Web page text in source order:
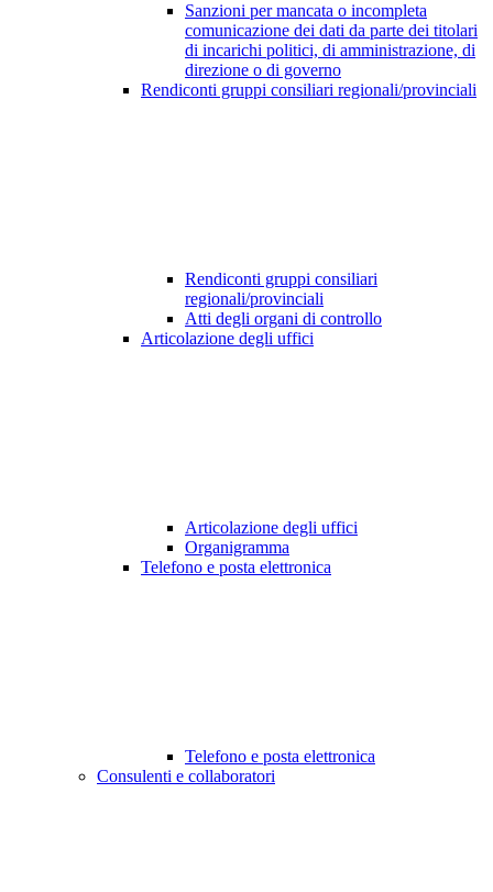
Sanzioni per mancata o incompleta
comunicazione dei dati da parte dei titolari
di incarichi politici, di amministrazione, di
direzione o di governo
Rendiconti gruppi consiliari regionali/provinciali
Rendiconti gruppi consiliari
regionali/provinciali
Atti degli organi di controllo
Articolazione degli uffici
Articolazione degli uffici
Organigramma
Telefono e posta elettronica
Telefono e posta elettronica
Consulenti e collaboratori